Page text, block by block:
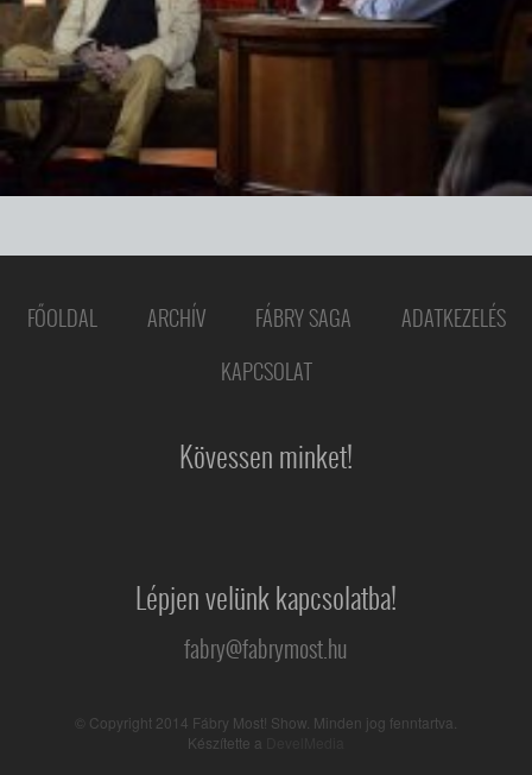
FŐOLDAL ARCHÍV FÁBRY SAGA
ADATKEZELÉS
KAPCSOLAT
Kövessen minket!
Lépjen velünk kapcsolatba!
fabry@fabrymost.hu
© Copyright 2014 Fábry Most! Show. Minden jog fenntartva.
Készítette a